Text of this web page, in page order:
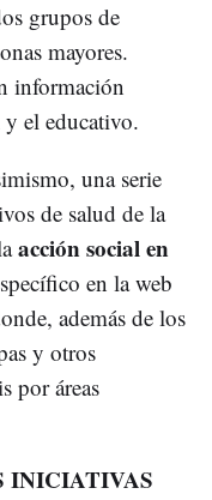
grupos de
mayores.
información
el educativo.
una serie
de salud de la
acción social en
en la web
además de los
y otros
por áreas
INICIATIVAS